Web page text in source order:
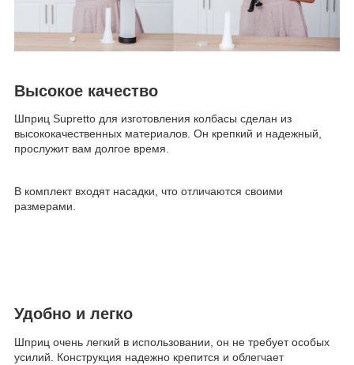
Высокое качество
Шприц Supretto для изготовления колбасы сделан из
высококачественных материалов. Он крепкий и надежный,
прослужит вам долгое время.
В комплект входят насадки, что отличаются своими
размерами.
Удобно и легко
Шприц очень легкий в использовании, он не требует особых
усилий. Конструкция надежно крепится и облегчает